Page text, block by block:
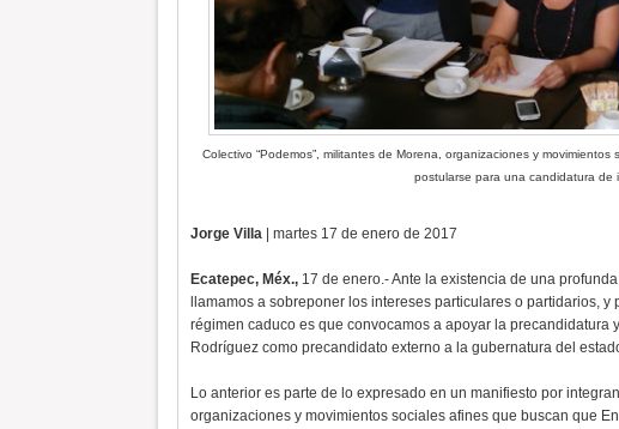
Colectivo “Podemos”, militantes de Morena, organizaciones y
postularse para una candidatura de
Jorge Villa| martes 17 de enero de 2017
Ecatepec, Méx.,17 de enero.- Ante la existencia de una
llamamos a sobreponer los intereses particulares o partidarios,
régimen caduco es que convocamos a apoyar la
Rodríguez como precandidato externo a la gubernatura del
Lo anterior es parte de lo expresado en un manifiesto por
organizaciones y movimientos sociales afines que buscan que